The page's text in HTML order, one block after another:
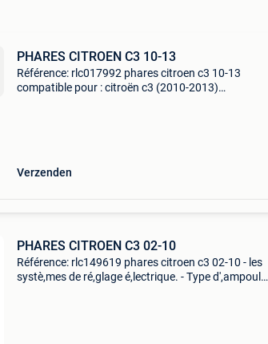
PHARES CITROEN C3 10-13
Référence: rlc017992 phares citroen c3 10-13
compatible pour : citroën c3 (2010-2013)
Verzenden
PHARES CITROEN C3 02-10
Référence: rlc149619 phares citroen c3 02-10 - les
systè,mes de ré,glage é,lectrique. - Type d',ampoule: